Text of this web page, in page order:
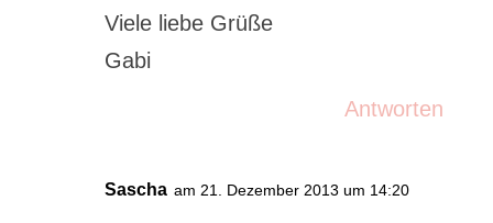
Viele liebe Grüße
Gabi
Antworten
Sascha am 21. Dezember 2013 um 14:20